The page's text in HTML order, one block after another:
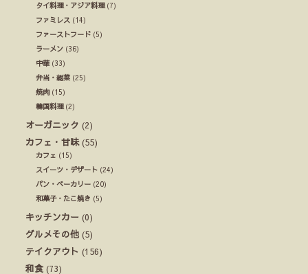
タイ料理・アジア料理(7)
ファミレス (14)
ファーストフード (5)
ラーメン (36)
中華(33)
弁当・総菜 (25)
焼肉 (15)
韓国料理(2)
オーガニック (2)
カフェ・甘味(55)
カフェ (15)
スイーツ・デザート (24)
パン・ベーカリー (20)
和菓子・たこ焼き (5)
キッチンカー (0)
グルメその他 (5)
テイクアウト (156)
和食 (73)